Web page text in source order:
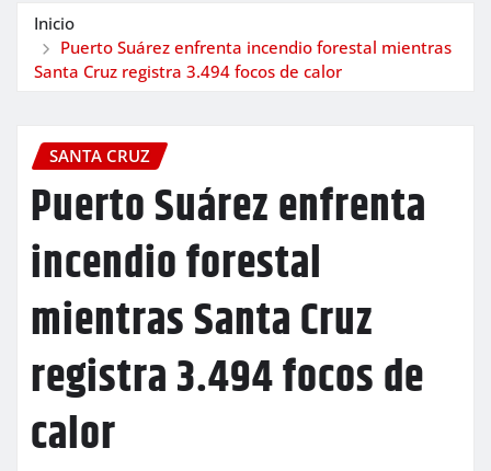
Inicio
Puerto Suárez enfrenta incendio forestal mientras
Santa Cruz registra 3.494 focos de calor
SANTA CRUZ
Puerto Suárez enfrenta
incendio forestal
mientras Santa Cruz
registra 3.494 focos de
calor